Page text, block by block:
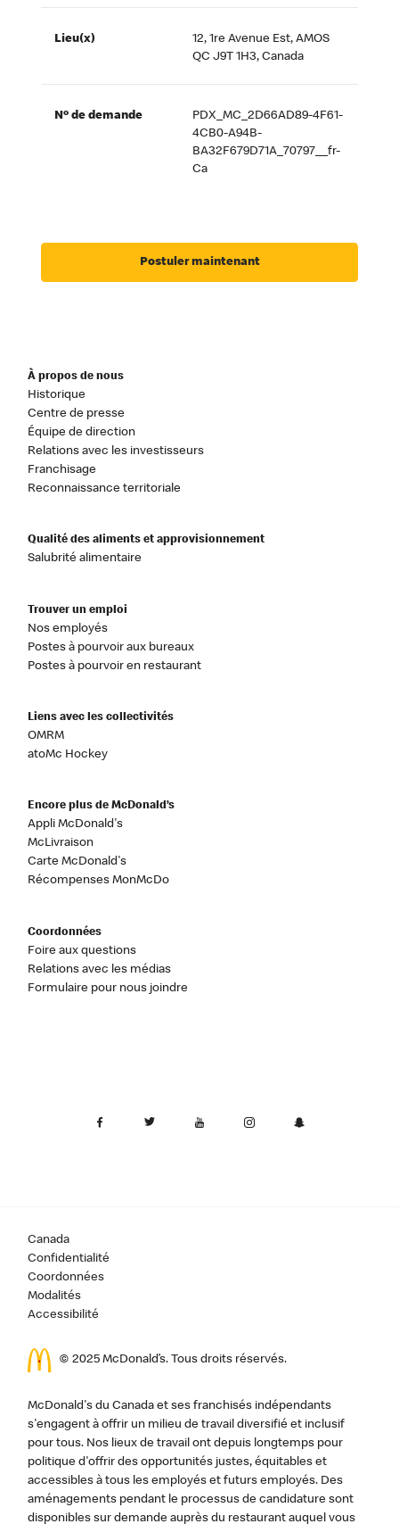
Lieu(x)
12, 1re Avenue Est, AMOS
QC J9T 1H3, Canada
Nº de demande
PDX_MC_2D66AD89-4F61-
4CB0-A94B-
BA32F679D71A_70797__fr-
Ca
Postuler maintenant
À propos de nous
Historique
Centre de presse
Équipe de direction
Relations avec les investisseurs
Franchisage
Reconnaissance territoriale
Qualité des aliments et approvisionnement
Salubrité alimentaire
Trouver un emploi
Nos employés
Postes à pourvoir aux bureaux
Postes à pourvoir en restaurant
Liens avec les collectivités
OMRM
atoMc Hockey
Encore plus de McDonald’s
Appli McDonald's
McLivraison
Carte McDonald's
Récompenses MonMcDo
Coordonnées
Foire aux questions
Relations avec les médias
Formulaire pour nous joindre
Canada
Confidentialité
Coordonnées
Modalités
Accessibilité
© 2025 McDonald’s. Tous droits réservés.
McDonald's du Canada et ses franchisés indépendants
s'engagent à offrir un milieu de travail diversifié et inclusif
pour tous. Nos lieux de travail ont depuis longtemps pour
politique d'offrir des opportunités justes, équitables et
accessibles à tous les employés et futurs employés. Des
aménagements pendant le processus de candidature sont
disponibles sur demande auprès du restaurant auquel vous